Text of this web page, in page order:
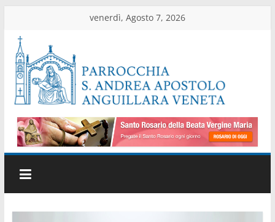
contenuto
venerdì, Agosto 7, 2026
Parrocchia
di
Anguillara
Veneta
Sito